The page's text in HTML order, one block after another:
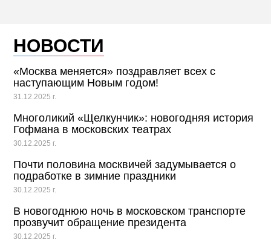
НОВОСТИ
«Москва меняется» поздравляет всех с
наступающим Новым годом!
31.12.2025 г.
Многоликий «Щелкунчик»: новогодняя история
Гофмана в московских театрах
30.12.2025 г.
Почти половина москвичей задумывается о
подработке в зимние праздники
30.12.2025 г.
В новогоднюю ночь в московском транспорте
прозвучит обращение президента
30.12.2025 г.